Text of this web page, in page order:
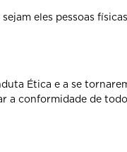
eles pessoas
Ética e a se
a conformidade de